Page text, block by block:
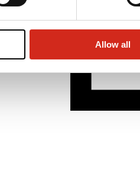
Allow all